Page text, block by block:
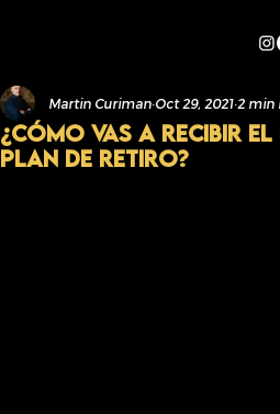
¿CÓMO VAS A RECIBIR
PLAN DE RETIRO?
Martin Curiman Oct 29, 2021 2 min